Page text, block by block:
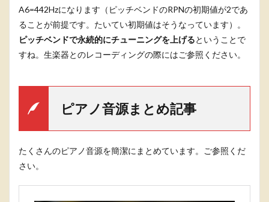
A6=442Hzになります（ピッチベンドのRPNの初期値が2であ
ることが前提です。たいてい初期値はそうなっています）。
ピッチベンドで永続的にチューニングを上げるということで
すね。生楽器とのレコーディングの際にはご参照ください。
ピアノ音源まとめ記事
たくさんのピアノ音源を簡潔にまとめています。ご参照くだ
さい。